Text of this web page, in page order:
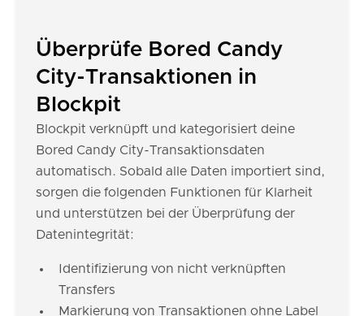
Überprüfe Bored Candy
City-Transaktionen in
Blockpit
Blockpit verknüpft und kategorisiert deine
Bored Candy City-Transaktionsdaten
automatisch. Sobald alle Daten importiert sind,
sorgen die folgenden Funktionen für Klarheit
und unterstützen bei der Überprüfung der
Datenintegrität:
Identifizierung von nicht verknüpften
Transfers
Markierung von Transaktionen ohne Label